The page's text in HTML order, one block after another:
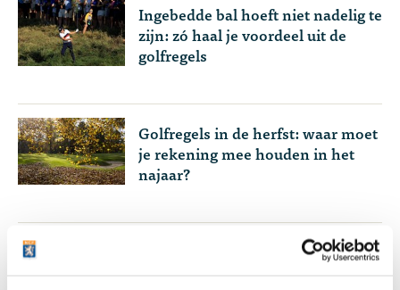
Ingebedde bal hoeft niet nadelig te
zijn: zó haal je voordeel uit de
golfregels
Golfregels in de herfst: waar moet
je rekening mee houden in het
najaar?